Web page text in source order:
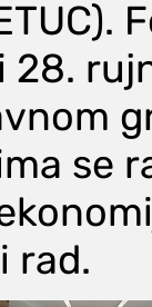
28.
se
rad.